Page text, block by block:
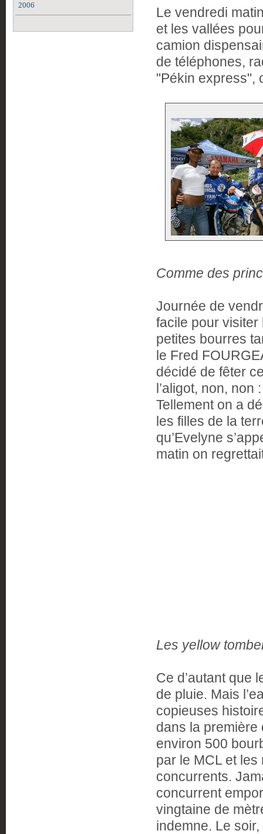
2006
Le vendredi
et les vallées
camion
de téléphones,
"Pékin express",
Comme des
Journée de
facile pour visiter
petites bourres
le Fred
décidé de fêter
l’aligot, non, non
Tellement on a
les filles de la
qu’Evelyne
matin on
Les yellow
Ce d’autant que
de pluie. Mais
copieuses
dans la première
environ 500
par le MCL et les
concurrents.
concurrent
vingtaine de
indemne. Le